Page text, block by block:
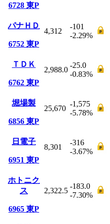
6728 東P
パナＨＤ
6752 東P
4,312
-101
-2.29%
ＴＤＫ
6762 東P
2,988.0
-25.0
-0.83%
堀場製
6856 東P
25,670
-1,575
-5.78%
日電子
6951 東P
8,301
-316
-3.67%
ホトニク
ス
6965 東P
2,322.5
-183.0
-7.30%